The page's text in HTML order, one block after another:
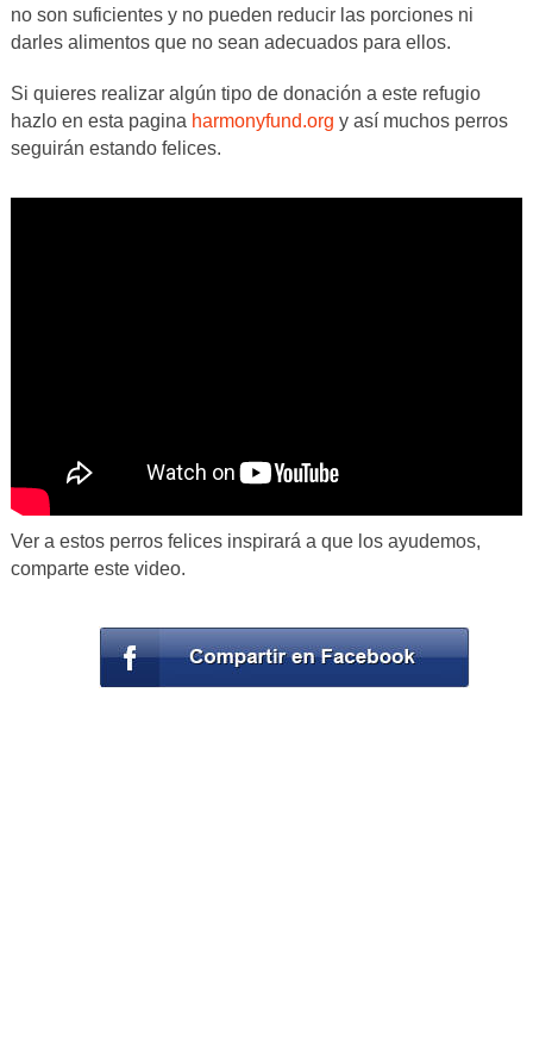
no son suficientes y no pueden reducir las porciones ni
darles alimentos que no sean adecuados para ellos.
Si quieres realizar algún tipo de donación a este refugio
hazlo en esta pagina harmonyfund.org y así muchos perros
seguirán estando felices.
Ver a estos perros felices inspirará a que los ayudemos,
comparte este video.